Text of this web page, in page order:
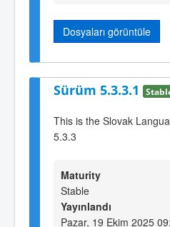
Dosyaları görüntüle
Sürüm 5.3.3.1
This is the Slovak
5.3.3
Maturity
Stable
Yayınlandı
Pazar, 19 Ekim 2025